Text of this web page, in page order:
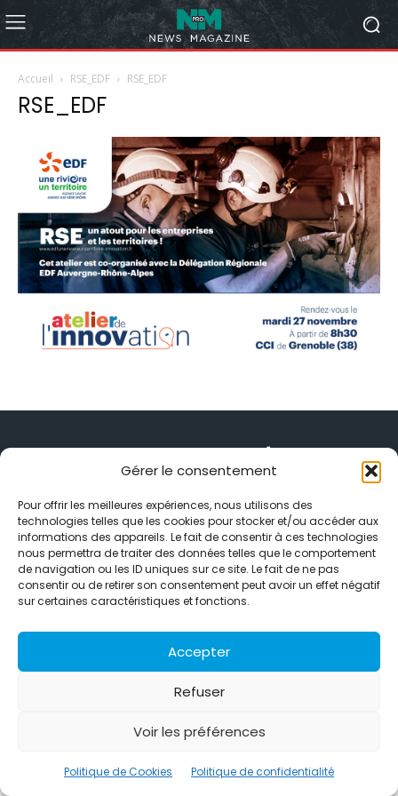
Gérer le consentement
Pour offrir les meilleures expériences, nous utilisons des
technologies telles que les cookies pour stocker et/ou accéder aux
informations des appareils. Le fait de consentir à ces technologies
nous permettra de traiter des données telles que le comportement
de navigation ou les ID uniques sur ce site. Le fait de ne pas
consentir ou de retirer son consentement peut avoir un effet négatif
sur certaines caractéristiques et fonctions.
Accepter
Refuser
Voir les préférences
Politique de Cookies Politique de confidentialité
Accueil RSE_EDF RSE_EDF
RSE_EDF
Alternative Média est une agence de relations presse et de
relations publiques basée à Grenoble. Depuis 1995, elle conçoit et
pilote des stratégies de visibilité en France et à l’international
grâce à un réseau d’agences partenaires.
Contactez-nous :info@alternativemedia.fr
International
Références
Politique de confidentialité
Politique de Cookies